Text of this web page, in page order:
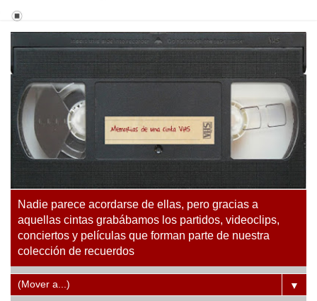
Nadie parece acordarse de ellas, pero gracias a
aquellas cintas grabábamos los partidos, videoclips,
conciertos y películas que forman parte de nuestra
colección de recuerdos
▼